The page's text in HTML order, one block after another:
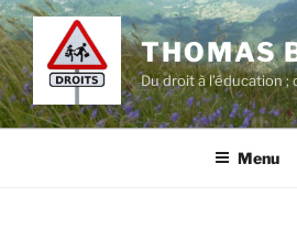
Aller
au
contenu
principal
THOMAS
Du droit à l’éducation
Menu